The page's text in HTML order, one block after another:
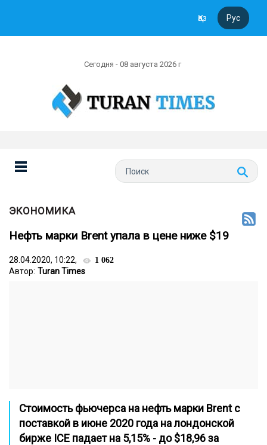
Қаз Рус
Сегодня - 08 августа 2026 г
ЭКОНОМИКА
Нефть марки Brent упала в цене ниже $19
28.04.2020, 10:22, 1 062
Автор: Turan Times
Стоимость фьючерса на нефть марки Brent с
поставкой в июне 2020 года на лондонской
бирже ICE падает на 5,15% - до $18,96 за